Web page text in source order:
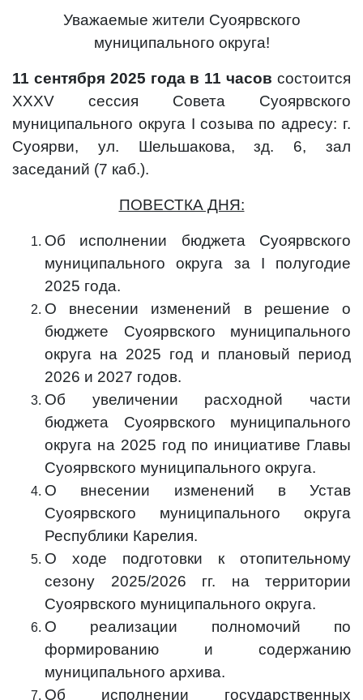
Уважаемые жители Суоярвского
муниципального округа!
11 сентября 2025 года в 11 часов состоится
XXXV сессия Совета Суоярвского
муниципального округа I созыва по адресу: г.
Суоярви, ул. Шельшакова, зд. 6, зал
заседаний (7 каб.).
ПОВЕСТКА ДНЯ:
Об исполнении бюджета Суоярвского
муниципального округа за I полугодие
2025 года.
О внесении изменений в решение о
бюджете Суоярвского муниципального
округа на 2025 год и плановый период
2026 и 2027 годов.
Об увеличении расходной части
бюджета Суоярвского муниципального
округа на 2025 год по инициативе Главы
Суоярвского муниципального округа.
О внесении изменений в Устав
Суоярвского муниципального округа
Республики Карелия.
О ходе подготовки к отопительному
сезону 2025/2026 гг. на территории
Суоярвского муниципального округа.
О реализации полномочий по
формированию и содержанию
муниципального архива.
Об исполнении государственных